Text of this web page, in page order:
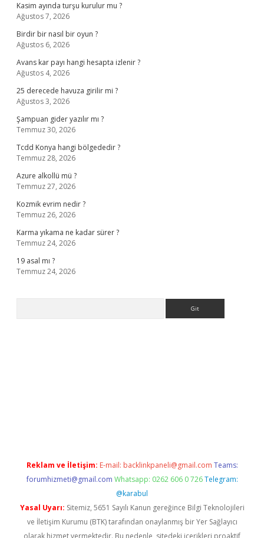
Kasim ayında turşu kurulur mu ?
Ağustos 7, 2026
Birdir bir nasıl bir oyun ?
Ağustos 6, 2026
Avans kar payı hangi hesapta izlenir ?
Ağustos 4, 2026
25 derecede havuza girilir mi ?
Ağustos 3, 2026
Şampuan gider yazılır mı ?
Temmuz 30, 2026
Tcdd Konya hangi bölgededir ?
Temmuz 28, 2026
Azure alkollü mü ?
Temmuz 27, 2026
Kozmik evrim nedir ?
Temmuz 26, 2026
Karma yıkama ne kadar sürer ?
Temmuz 24, 2026
19 asal mı ?
Temmuz 24, 2026
Reklam ve İletişim: E-mail: backlinkpaneli@gmail.com Teams:
forumhizmeti@gmail.com Whatsapp: 0262 606 0 726 Telegram:
@karabul
Yasal Uyarı: Sitemiz, 5651 Sayılı Kanun gereğince Bilgi Teknolojileri
ve İletişim Kurumu (BTK) tarafından onaylanmış bir Yer Sağlayıcı
olarak hizmet vermektedir. Bu nedenle, sitedeki içerikleri proaktif